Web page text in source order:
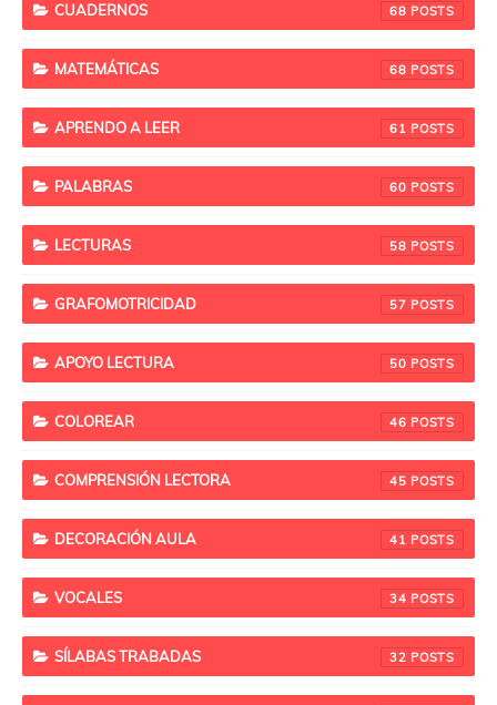
CUADERNOS 68
MATEMÁTICAS 68
APRENDO A LEER 61
PALABRAS 60
LECTURAS 58
GRAFOMOTRICIDAD 57
APOYO LECTURA 50
COLOREAR 46
COMPRENSIÓN LECTORA 45
DECORACIÓN AULA 41
VOCALES 34
SÍLABAS TRABADAS 32